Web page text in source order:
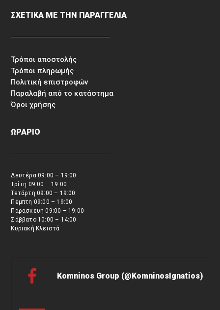
ΣΧΕΤΙΚΑ ΜΕ ΤΗΝ ΠΑΡΑΓΓΕΛΙΑ
Τρόποι αποστολής
Τρόποι πληρωμής
Πολιτική επιστροφών
Παραλαβή από το κατάστημα
Όροι χρήσης
ΩΡΑΡΙΟ
Δευτέρα 09:00 – 19:00
Τρίτη 09:00 – 19:00
Τετάρτη 09:00 – 19:00
Πέμπτη 09:00 – 19:00
Παρασκευή 09:00 – 19:00
Σάββατο 10:00 – 14:00
Κυριακή Κλειστά
Komninos Group (@KomninosIgnatios)